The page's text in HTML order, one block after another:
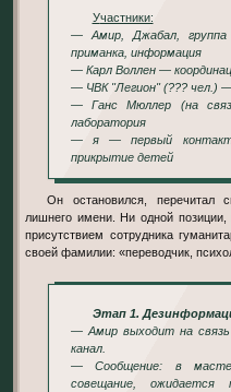
Участники:
— Амир, Джабал,
приманка, информация
— Карл Воллен —
— ЧВК "Легион" (??? чел.)
— Ганс Мюллер (на
лаборатория
— я — первый контакт
прикрытие детей
Он остановился, перечитал список. Всё правильно. Ни одного
лишнего имени. Ни одной
присутствием сотрудника
своей фамилии: «переводчик,
Этап 1.
— Амир выходит на
канал.
— Сообщение: в
совещание, ожидается